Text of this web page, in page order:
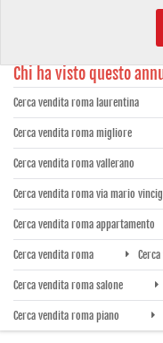
Chi ha visto questo
Cerca vendita roma laurentina
Cerca vendita roma migliore
Cerca vendita roma vallerano
Cerca vendita roma via mario
Cerca vendita roma appartamento
Cerca vendita roma
Cerca vendita roma salone
Cerca vendita roma piano